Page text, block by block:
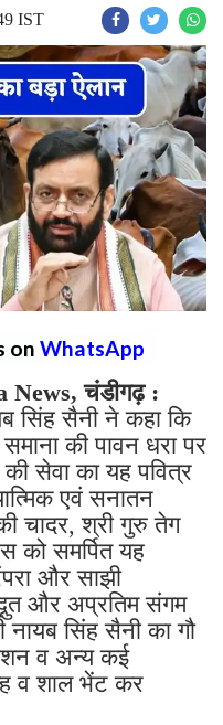
IST
on WhatsApp
चंडीगढ़ :
सिंह सैनी ने कहा कि
की पावन धरा पर
सेवा का यह पवित्र
एवं सनातन
चादर, श्री गुरु तेग
को समर्पित यह
और साझी
और अप्रतिम संगम
सिंह सैनी का गौ
व अन्य कई
व शाल भेंट कर